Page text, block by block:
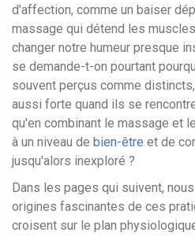
d'affection, comme un baiser
massage qui détend les
changer notre humeur presque
se demande-t-on pourtant
souvent perçus comme
aussi forte quand ils se
qu'en combinant le massage et
à un niveau de bien-être et de
jusqu'alors inexploré ?
Dans les pages qui suivent,
origines fascinantes de ces
croisent sur le plan